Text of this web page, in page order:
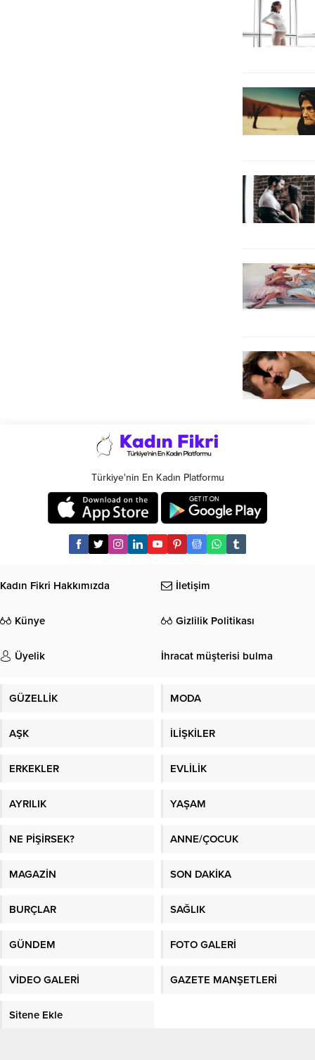
Türkiye'nin En Kadın Platformu
Kadın Fikri Hakkımızda İletişim
Künye Gizlilik Politikası
Üyelik İhracat müşterisi bulma
GÜZELLİK MODA
AŞK İLİŞKİLER
ERKEKLER EVLİLİK
AYRILIK YAŞAM
NE PİŞİRSEK? ANNE/ÇOCUK
MAGAZİN SON DAKİKA
BURÇLAR SAĞLIK
GÜNDEM FOTO GALERİ
VİDEO GALERİ GAZETE MANŞETLERİ
Sitene Ekle